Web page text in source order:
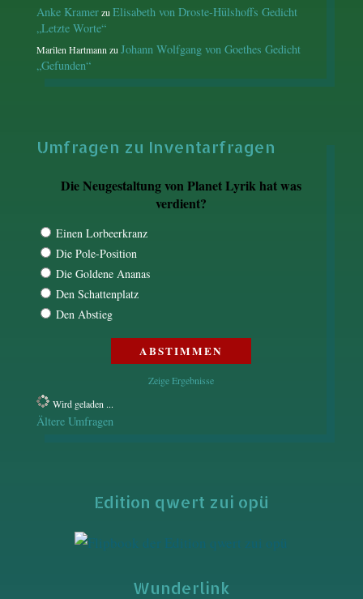
Anke KramerzuElisabeth von Droste-Hülshoffs Gedicht
„Letzte Worte“
Marilen HartmannzuJohann Wolfgang von Goethes Gedicht
„Gefunden“
Umfragen zu Inventarfragen
Die Neugestaltung von Planet Lyrik hat was
verdient?
Einen Lorbeerkranz
Die Pole-Position
Die Goldene Ananas
Den Schattenplatz
Den Abstieg
Zeige Ergebnisse
Wird geladen ...
Ältere Umfragen
Edition qwert zui opü
Wunderlink